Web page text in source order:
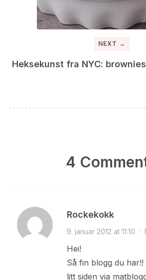
NEXT →
Heksekunst fra NYC:
4
Rockekokk
9. januar 2012 at 11:10 ·
Hei!
Så fin blogg du
litt siden via